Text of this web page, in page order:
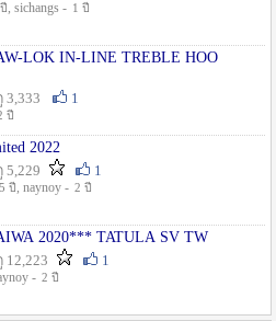
, sichangs - 1 ปี
LOK IN-LINE TREBLE HOO
3,333
1
ปี
2022
5,229
1
5 ปี , naynoy - 2 ปี
***NEW DAIWA 2020*** TATULA SV TW
12,223
1
- 2 ปี